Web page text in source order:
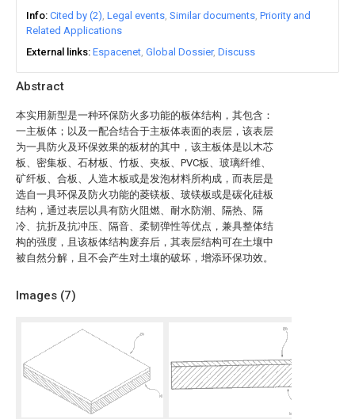
Abstract
本实用新型是一种环保防火多功能的板体结构，其包含：
一主板体；以及一配合结合于主板体表面的表层，该表层
为一具防火及环保效果的板材的其中，该主板体是以木芯
板、密集板、石材板、竹板、夹板、PVC板、玻璃纤维、
矿纤板、合板、人造木板或是发泡材料所构成，而表层是
选自一具环保及防火功能的菱镁板、玻镁板或是碳化硅板
结构，通过表层以具有防火阻燃、耐水防潮、隔热、隔
冷、抗折及抗冲压、隔音、柔韧弹性等优点，兼具整体结
构的强度，且该板体结构废弃后，其表层结构可在土壤中
被自然分解，且不会产生对土壤的破坏，增添环保功效。
Images (7)
Info Cited by (2) Legal events Similar documents Priority and
Related Applications
External links Espacenet Global Dossier Discuss